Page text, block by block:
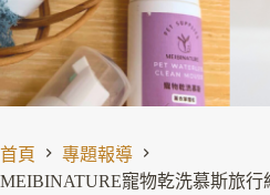
首頁
專題報導
MEIBINATURE寵物乾洗慕斯旅行